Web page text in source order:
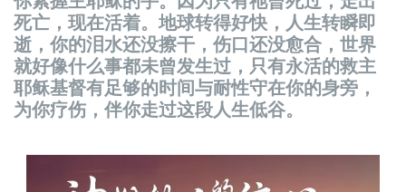
死亡，现在活着。地球转得好快，人生转瞬即
逝，你的泪水还没擦干，伤口还没愈合，世界
就好像什么事都未曾发生过，只有永活的救主
耶稣基督有足够的时间与耐性守在你的身旁，
为你疗伤，伴你走过这段人生低谷。